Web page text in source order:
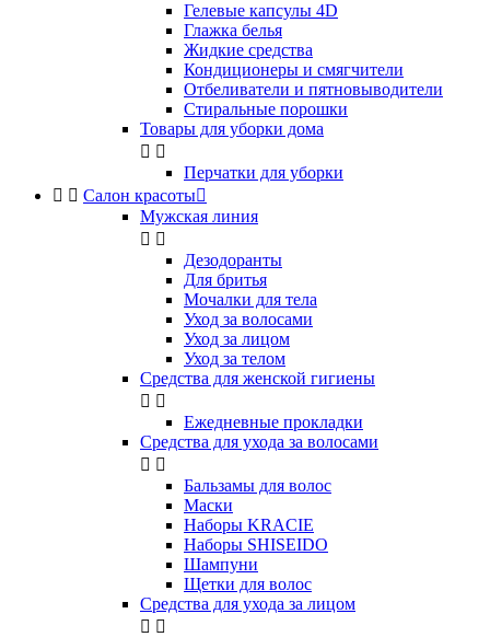
Гелевые капсулы 4D
Глажка белья
Жидкие средства
Кондиционеры и смягчители
Отбеливатели и пятновыводители
Стиральные порошки
Товары для уборки дома
 
Перчатки для уборки
  Салон красоты
Мужская линия
 
Дезодоранты
Для бритья
Мочалки для тела
Уход за волосами
Уход за лицом
Уход за телом
Средства для женской гигиены
 
Ежедневные прокладки
Средства для ухода за волосами
 
Бальзамы для волос
Маски
Наборы KRACIE
Наборы SHISEIDO
Шампуни
Щетки для волос
Средства для ухода за лицом
 